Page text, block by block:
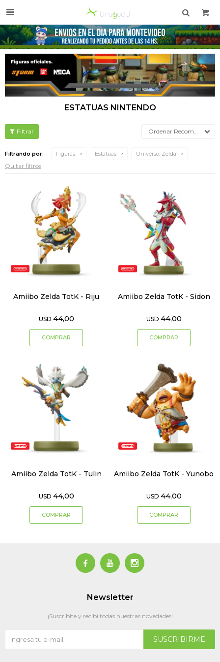

ESTATUAS NINTENDO
Recomendados
Filtrando por: Figuras Estatuas Universo: Zelda
Quitar filtros
Amiibo Zelda TotK - Riju
USD 44,00
Amiibo Zelda TotK - Sidon
USD 44,00
Amiibo Zelda TotK - Tulin
USD 44,00
Amiibo Zelda TotK - Yunobo
USD 44,00
  
Newsletter
¡Suscribite y recibí todas nuestras novedades!
SUSCRIBIRME